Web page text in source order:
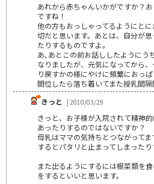
あれから赤ちゃんいかがですか？
ですね！
他の方もおっしゃってるようにと
切だと思います。あとは、自分が
たりするものですよ。
あ､あとこの前お話ししたようにう
なりましたが、元気になってから
り戻すかの様にやけに頻繁におっ
間位したら落ち着いてまた授乳間
きっと
| 2010/03/29
きっと、お子様が入院されて精神
あったりするのではないですか？
母乳はママの気持ちとつながって
するとパタリと止まってしまったり
また出るようにするには根菜類を
をするといいと思います。